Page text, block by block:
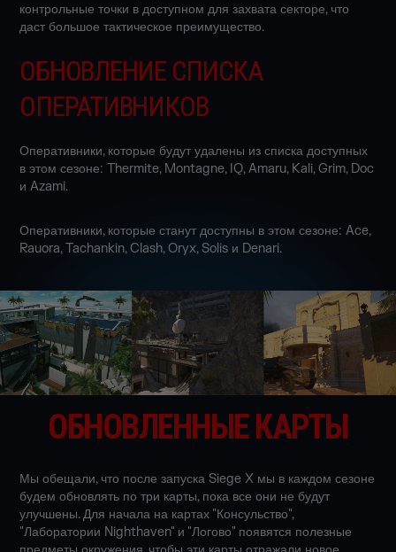
контрольные точки в доступном для захвата секторе, что
даст большое тактическое преимущество.
ОБНОВЛЕНИЕ СПИСКА
ОПЕРАТИВНИКОВ
Оперативники, которые будут удалены из списка доступных
в этом сезоне: Thermite, Montagne, IQ, Amaru, Kali, Grim, Doc
и Azami.
Оперативники, которые станут доступны в этом сезоне: Ace,
Rauora, Tachankin, Clash, Oryx, Solis и Denari.
ОБНОВЛЕННЫЕ КАРТЫ
Мы обещали, что после запуска Siege X мы в каждом сезоне
будем обновлять по три карты, пока все они не будут
улучшены. Для начала на картах "Консульство",
"Лаборатории Nighthaven" и "Логово" появятся полезные